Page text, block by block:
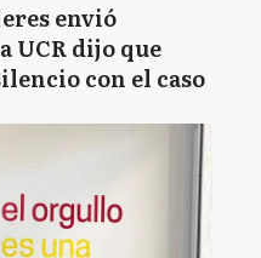
envió
UCR dijo que
con el caso